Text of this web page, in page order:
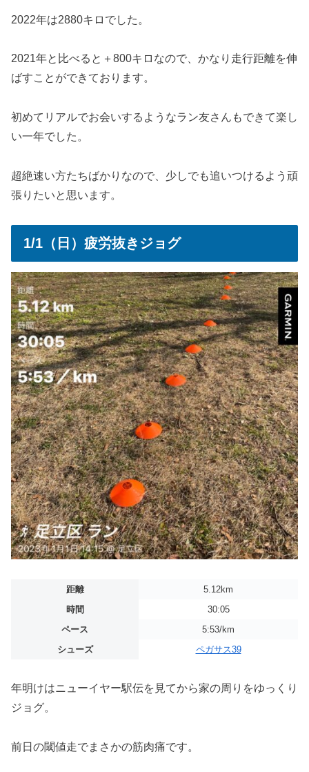
2022年は2880キロでした。
2021年と比べると＋800キロなので、かなり走行距離を伸
ばすことができております。
初めてリアルでお会いするようなラン友さんもできて楽し
い一年でした。
超絶速い方たちばかりなので、少しでも追いつけるよう頑
張りたいと思います。
1/1（日）疲労抜きジョグ
距離
5.12km
時間
30:05
ペース
5:53/km
シューズ
ペガサス39
年明けはニューイヤー駅伝を見てから家の周りをゆっくり
ジョグ。
前日の閾値走でまさかの筋肉痛です。